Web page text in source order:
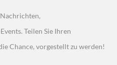
Teilen Sie Ihren
Chance, vorgestellt zu werden!